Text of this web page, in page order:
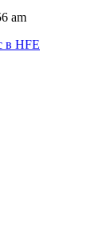
am
в HFE